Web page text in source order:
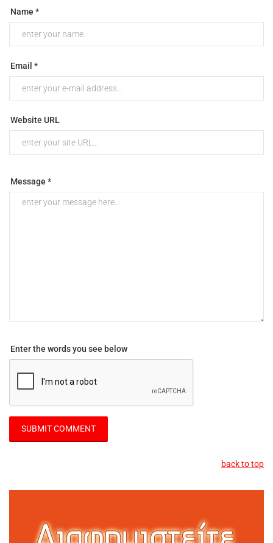
Name *
Email *
Website URL
Message *
Enter the words you see below
back to top